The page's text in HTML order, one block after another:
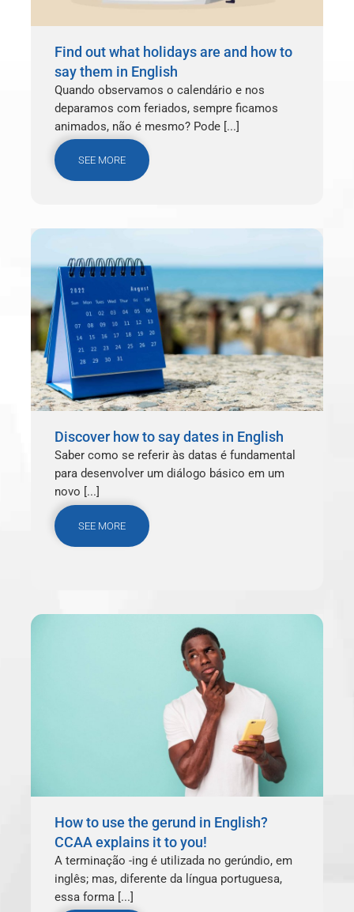
Find out what holidays are and how to
say them in English
Quando observamos o calendário e nos
deparamos com feriados, sempre ficamos
animados, não é mesmo? Pode [...]
SEE MORE
Discover how to say dates in English
Saber como se referir às datas é fundamental
para desenvolver um diálogo básico em um
novo [...]
SEE MORE
How to use the gerund in English?
CCAA explains it to you!
A terminação -ing é utilizada no gerúndio, em
inglês; mas, diferente da língua portuguesa,
essa forma [...]